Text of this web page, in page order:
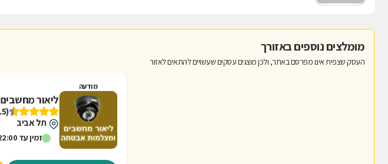
מומלצים נוספים באזורך
העסק שצפית אינו מפרסם באתר, ולכן מוצגים עסקים שעשויים להתאים לאזור
מודעה
ליאור מחשבים
(4.5)
תל אביב
זמין עד 22:00